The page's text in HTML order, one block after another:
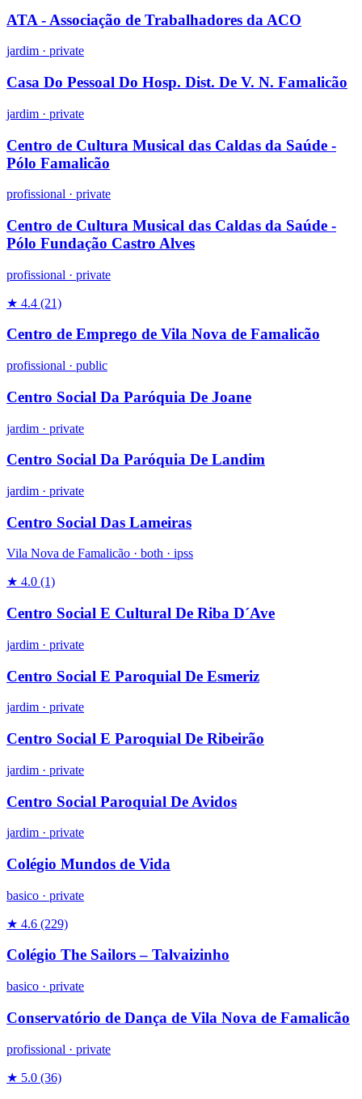
ATA - Associação de Trabalhadores da ACO
jardim · private
Casa Do Pessoal Do Hosp. Dist. De V. N. Famalicão
jardim · private
Centro de Cultura Musical das Caldas da Saúde -
Pólo Famalicão
profissional · private
Centro de Cultura Musical das Caldas da Saúde -
Pólo Fundação Castro Alves
profissional · private
★ 4.4 (21)
Centro de Emprego de Vila Nova de Famalicão
profissional · public
Centro Social Da Paróquia De Joane
jardim · private
Centro Social Da Paróquia De Landim
jardim · private
Centro Social Das Lameiras
Vila Nova de Famalicão · both · ipss
★ 4.0 (1)
Centro Social E Cultural De Riba D´Ave
jardim · private
Centro Social E Paroquial De Esmeriz
jardim · private
Centro Social E Paroquial De Ribeirão
jardim · private
Centro Social Paroquial De Avidos
jardim · private
Colégio Mundos de Vida
basico · private
★ 4.6 (229)
Colégio The Sailors – Talvaizinho
basico · private
Conservatório de Dança de Vila Nova de Famalicão
profissional · private
★ 5.0 (36)